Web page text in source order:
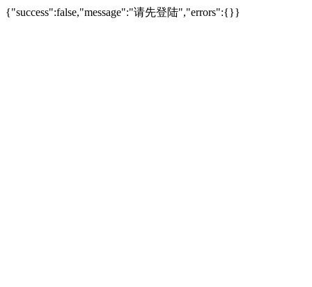
{"success":false,"message":"请先登陆","errors":{}}